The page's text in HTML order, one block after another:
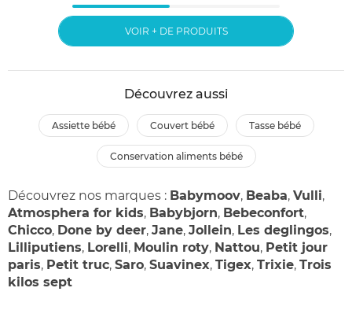
VOIR + DE PRODUITS
Découvrez aussi
assiette bébé couvert bébé tasse bébé
conservation aliments bébé
Découvrez nos marques : Babymoov, Beaba, Vulli,
Atmosphera for kids, Babybjorn, Bebeconfort,
Chicco, Done by deer, Jane, Jollein, Les deglingos,
Lilliputiens, Lorelli, Moulin roty, Nattou, Petit jour
paris, Petit truc, Saro, Suavinex, Tigex, Trixie, Trois
kilos sept